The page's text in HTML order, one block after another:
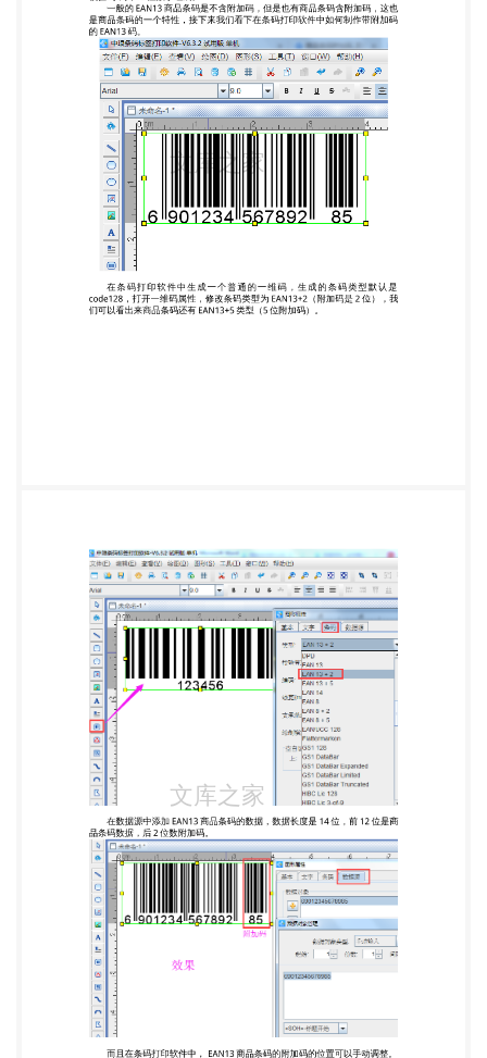
（5 位附加码）。 在数据源中添加 EAN13 商品条
码的数据，数据长度是 14 位，前 12 位是商 品条码数
据，后 2 位数附加码。 而且在条码打印软件中，
EAN13 商品条码的附加码的位置可以手动调整。
以上就是在条码打印软件中制作带附加码的 EAN13
商品条码过程。像 UPC-A，UPC-C 这两种国际通用的
商品条码也有附加码，在中琅条码打印软件 中的制作
方法和 EAN13 是一样的，感兴趣的小伙伴赶紧下载
软件体验吧!